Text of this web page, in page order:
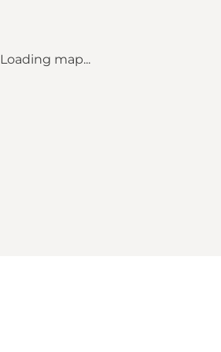
Loading map...